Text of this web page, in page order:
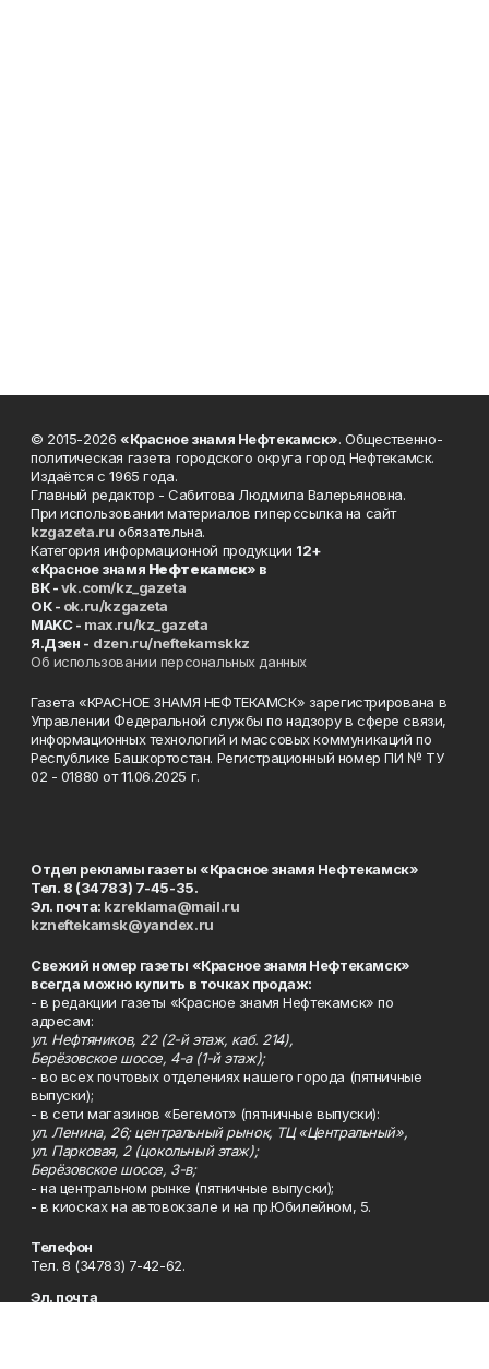
© 2015-2026 «Красное знамя Нефтекамск». Общественно-
политическая газета городского округа город Нефтекамск.
Издаётся с 1965 года.
Главный редактор - Сабитова Людмила Валерьяновна.
При использовании материалов гиперссылка на сайт
kzgazeta.ru обязательна.
Категория информационной продукции 12+
«Красное знамя Нефтекамск» в
ВК -vk.com/kz_gazeta
ОК - ok.ru/kzgazeta
MAKC - max.ru/kz_gazeta
Я.Дзен - dzen.ru/neftekamskkz
Об использовании персональных данных
Газета «КРАСНОЕ ЗНАМЯ НЕФТЕКАМСК» зарегистрирована в
Управлении Федеральной службы по надзору в сфере связи,
информационных технологий и массовых коммуникаций по
Республике Башкортостан. Регистрационный номер ПИ № ТУ
02 - 01880 от 11.06.2025 г.
Отдел рекламы газеты «Красное знамя Нефтекамск»
Тел. 8 (34783) 7-45-35.
Эл. почта: kzreklama@mail.ru
kzneftekamsk@yandex.ru
Свежий номер газеты «Красное знамя Нефтекамск»
всегда можно купить в точках продаж:
- в редакции газеты «Красное знамя Нефтекамск» по
адресам:
ул. Нефтяников, 22 (2-й этаж, каб. 214),
Берёзовское шоссе, 4-а (1-й этаж);
- во всех почтовых отделениях нашего города (пятничные
выпуски);
- в сети магазинов «Бегемот» (пятничные выпуски):
ул. Ленина, 26; центральный рынок, ТЦ «Центральный»,
ул. Парковая, 2 (цокольный этаж);
Берёзовское шоссе, 3-в;
- на центральном рынке (пятничные выпуски);
- в киосках на автовокзале и на пр.Юбилейном, 5.
Телефон
Тел. 8 (34783) 7-42-62.
Эл. почта